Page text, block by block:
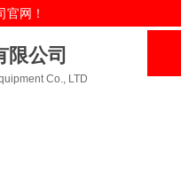
限公司
Co., LTD
网！